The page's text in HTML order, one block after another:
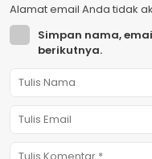
Alamat email Anda tidak
Simpan nama,
berikutnya.